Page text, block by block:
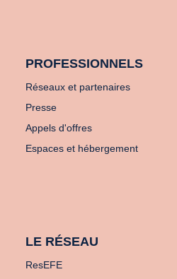
PROFESSIONNELS
Réseaux et partenaires
Presse
Appels d'offres
Espaces et hébergement
LE RÉSEAU
ResEFE